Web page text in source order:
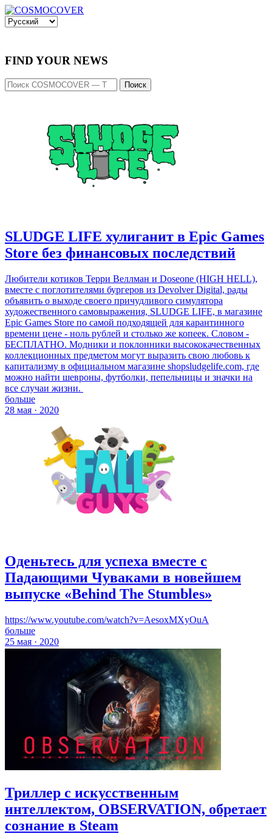
FIND YOUR NEWS
Поиск
SLUDGE LIFE хулиганит в Epic Games
Store без финансовых последствий
Любители котиков Терри Веллман и Doseone (HIGH HELL),
вместе с поглотителями бургеров из Devolver Digital, рады
объявить о выходе своего причудливого симулятора
художественного самовыражения, SLUDGE LIFE, в магазине
Epic Games Store по самой подходящей для карантинного
времени цене - ноль рублей и столько же копеек. Словом -
БЕСПЛАТНО. Модники и поклонники высококачественных
коллекционных предметом могут выразить свою любовь к
капитализму в официальном магазине shopsludgelife.com, где
можно найти шевроны, футболки, пепельницы и значки на
все случаи жизни.
больше
28 мая · 2020
Оденьтесь для успеха вместе с
Падающими Чуваками в новейшем
выпуске «Behind The Stumbles»
https://www.youtube.com/watch?v=AesoxMXyOuA
больше
25 мая · 2020
Триллер с искусственным
интеллектом, OBSERVATION, обретает
сознание в Steam